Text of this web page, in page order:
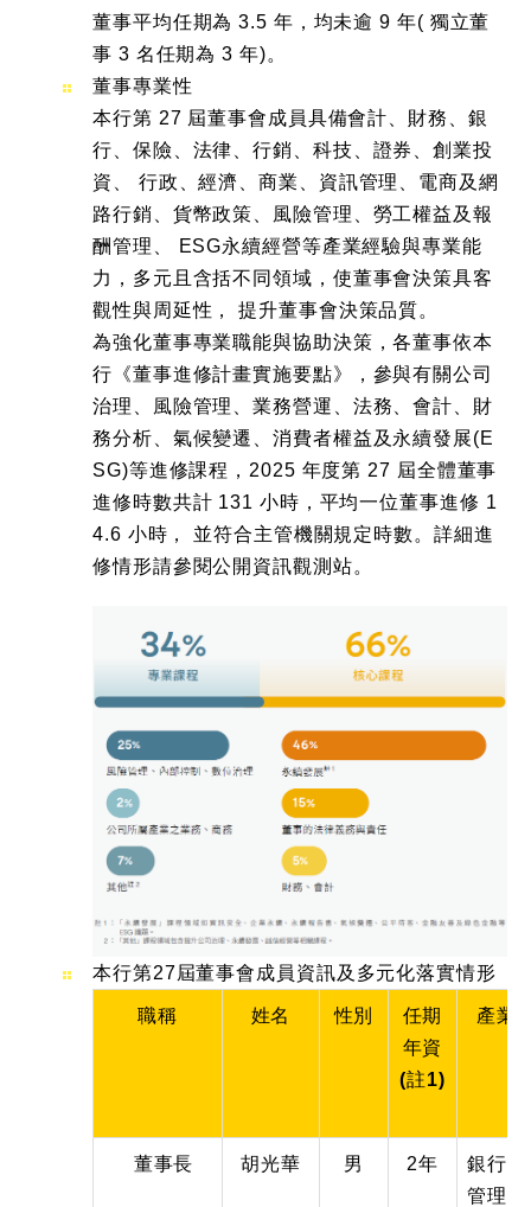
董事平均任期為 3.5 年，均未逾 9 年( 獨立董
事 3 名任期為 3 年)。
董事專業性
本行第 27 屆董事會成員具備會計、財務、銀
行、保險、法律、行銷、科技、證券、創業投
資、 行政、經濟、商業、資訊管理、電商及網
路行銷、貨幣政策、風險管理、勞工權益及報
酬管理、 ESG永續經營等產業經驗與專業能
力，多元且含括不同領域，使董事會決策具客
觀性與周延性， 提升董事會決策品質。
為強化董事專業職能與協助決策，各董事依本
行《董事進修計畫實施要點》，參與有關公司
治理、風險管理、業務營運、法務、會計、財
務分析、氣候變遷、消費者權益及永續發展(E
SG)等進修課程，2025 年度第 27 屆全體董事
進修時數共計 131 小時，平均一位董事進修 1
4.6 小時， 並符合主管機關規定時數。詳細進
修情形請參閱公開資訊觀測站。
本行第27屆董事會成員資訊及多元化落實情形
職稱 姓名 性別
任期
年資
(註1)
產業
董事長 胡光華 男 2年
銀行
管理